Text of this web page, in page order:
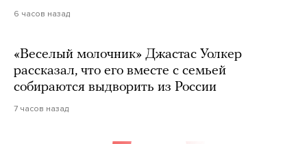
6 часов назад
«Веселый молочник» Джастас Уолкер
рассказал, что его вместе с семьей
собираются выдворить из России
7 часов назад